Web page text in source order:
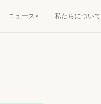
ニュース 私たちについて